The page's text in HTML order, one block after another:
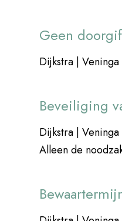
Geen
Dijkstra |
Beveiliging
Dijkstra |
Alleen de